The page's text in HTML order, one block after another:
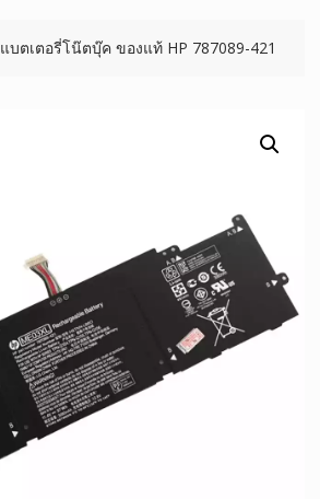
แบตเตอรี่โน๊ตบุ๊ค ของแท้ HP 787089-421